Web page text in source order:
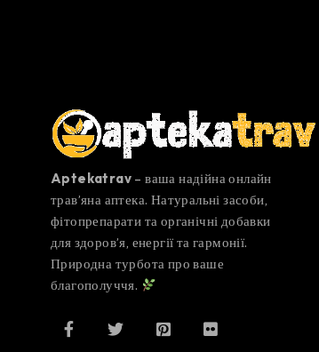
Aptekatrav – ваша надійна онлайн
трав’яна аптека. Натуральні засоби,
фітопрепарати та органічні добавки
для здоров’я, енергії та гармонії.
Природна турбота про ваше
благополуччя.